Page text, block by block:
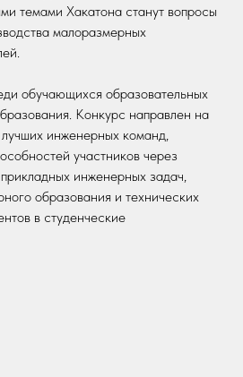
темами Хакатона станут вопросы
малоразмерных
обучающихся образовательных
Конкурс направлен на
инженерных команд,
участников через
инженерных задач,
образования и технических
в студенческие